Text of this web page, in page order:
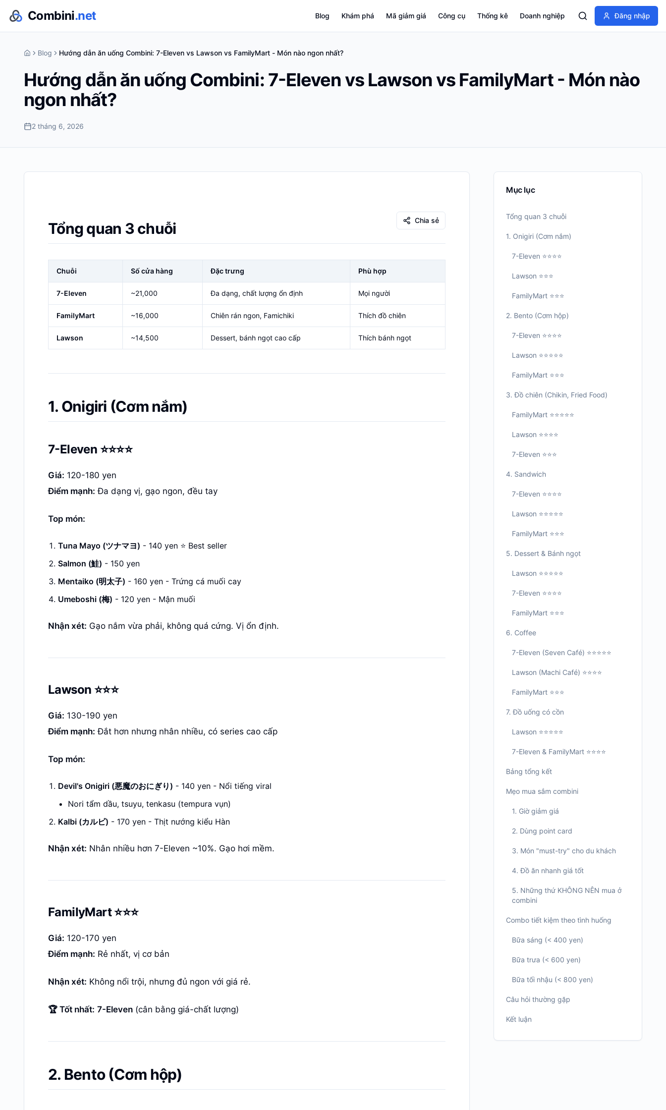
Combini.net Blog Khám phá Mã giảm giá Công cụ Thống kê Doanh nghiệp Đăng nhập
Blog Hướng dẫn ăn uống Combini: 7-Eleven vs Lawson vs FamilyMart - Món nào ngon nhất?
Hướng dẫn ăn uống Combini: 7-Eleven vs Lawson vs FamilyMart - Món nào
ngon nhất?
2 tháng 6, 2026
Chia sẻ
Tổng quan 3 chuỗi
Chuỗi Số cửa hàng Đặc trưng Phù hợp
7-Eleven ~21,000 Đa dạng, chất lượng ổn định Mọi người
FamilyMart ~16,000 Chiên rán ngon, Famichiki Thích đồ chiên
Lawson ~14,500 Dessert, bánh ngọt cao cấp Thích bánh ngọt
1. Onigiri (Cơm nắm)
7-Eleven ⭐⭐⭐⭐
Giá: 120-180 yen
Điểm mạnh: Đa dạng vị, gạo ngon, đều tay
Top món:
Tuna Mayo (ツナマヨ) - 140 yen ⭐ Best seller
Salmon (鮭) - 150 yen
Mentaiko (明太子) - 160 yen - Trứng cá muối cay
Umeboshi (梅) - 120 yen - Mận muối
Nhận xét: Gạo nắm vừa phải, không quá cứng. Vị ổn định.
Lawson ⭐⭐⭐
Giá: 130-190 yen
Điểm mạnh: Đắt hơn nhưng nhân nhiều, có series cao cấp
Top món:
Devil's Onigiri (悪魔のおにぎり) - 140 yen - Nổi tiếng viral
Nori tẩm dầu, tsuyu, tenkasu (tempura vụn)
Kalbi (カルビ) - 170 yen - Thịt nướng kiểu Hàn
Nhận xét: Nhân nhiều hơn 7-Eleven ~10%. Gạo hơi mềm.
FamilyMart ⭐⭐⭐
Giá: 120-170 yen
Điểm mạnh: Rẻ nhất, vị cơ bản
Nhận xét: Không nổi trội, nhưng đủ ngon với giá rẻ.
🏆 Tốt nhất: 7-Eleven (cân bằng giá-chất lượng)
2. Bento (Cơm hộp)
Mục lục
Tổng quan 3 chuỗi
1. Onigiri (Cơm nắm)
7-Eleven ⭐⭐⭐⭐
Lawson ⭐⭐⭐
FamilyMart ⭐⭐⭐
2. Bento (Cơm hộp)
7-Eleven ⭐⭐⭐⭐
Lawson ⭐⭐⭐⭐⭐
FamilyMart ⭐⭐⭐
3. Đồ chiên (Chikin, Fried Food)
FamilyMart ⭐⭐⭐⭐⭐
Lawson ⭐⭐⭐⭐
7-Eleven ⭐⭐⭐
4. Sandwich
7-Eleven ⭐⭐⭐⭐
Lawson ⭐⭐⭐⭐⭐
FamilyMart ⭐⭐⭐
5. Dessert & Bánh ngọt
Lawson ⭐⭐⭐⭐⭐
7-Eleven ⭐⭐⭐⭐
FamilyMart ⭐⭐⭐
6. Coffee
7-Eleven (Seven Café) ⭐⭐⭐⭐⭐
Lawson (Machi Café) ⭐⭐⭐⭐
FamilyMart ⭐⭐⭐
7. Đồ uống có cồn
Lawson ⭐⭐⭐⭐⭐
7-Eleven & FamilyMart ⭐⭐⭐⭐
Bảng tổng kết
Mẹo mua sắm combini
1. Giờ giảm giá
2. Dùng point card
3. Món "must-try" cho du khách
4. Đồ ăn nhanh giá tốt
5. Những thứ KHÔNG NÊN mua ở
combini
Combo tiết kiệm theo tình huống
Bữa sáng (< 400 yen)
Bữa trưa (< 600 yen)
Bữa tối nhậu (< 800 yen)
Câu hỏi thường gặp
Kết luận